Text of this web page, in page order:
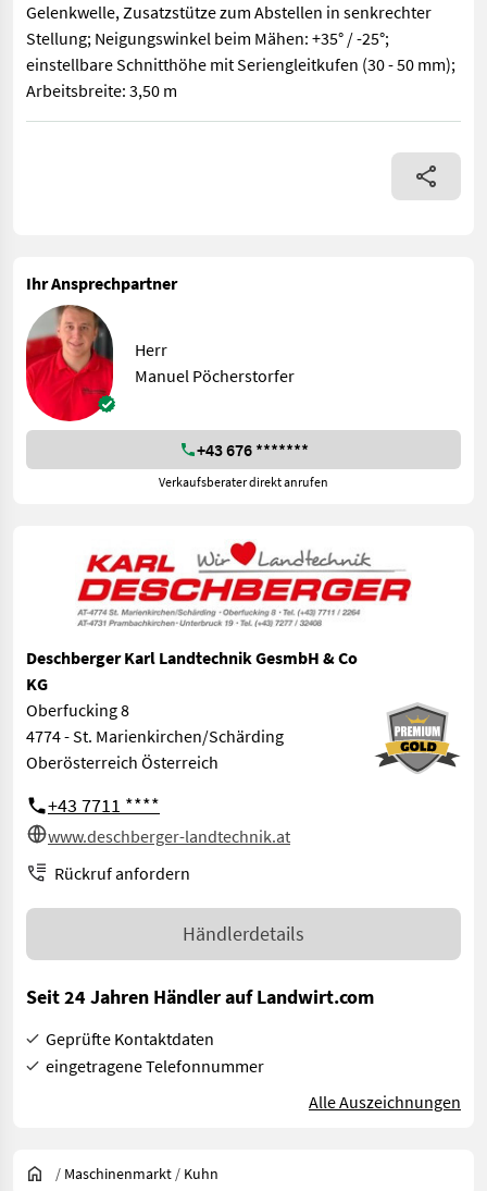
Gelenkwelle, Zusatzstütze zum Abstellen in senkrechter
Stellung; Neigungswinkel beim Mähen: +35° / -25°;
einstellbare Schnitthöhe mit Seriengleitkufen (30 - 50 mm);
Arbeitsbreite: 3,50 m
Kuhn GMD 355-FF Heck-Scheibenmähwerk mit 9
Ihr Ansprechpartner
Herr
Manuel Pöcherstorfer
+43 676 *******
Verkaufsberater direkt anrufen
Deschberger Karl Landtechnik GesmbH & Co
KG
Oberfucking 8
4774 - St. Marienkirchen/Schärding
Oberösterreich Österreich
+43 7711 ****
www.deschberger-landtechnik.at
Rückruf anfordern
Händlerdetails
Seit 24 Jahren Händler auf Landwirt.com
Geprüfte Kontaktdaten
eingetragene Telefonnummer
Alle Auszeichnungen
/ Maschinenmarkt / Kuhn